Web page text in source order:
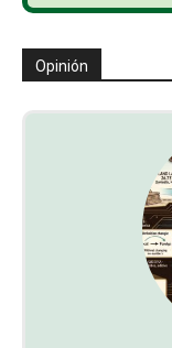
Opinión